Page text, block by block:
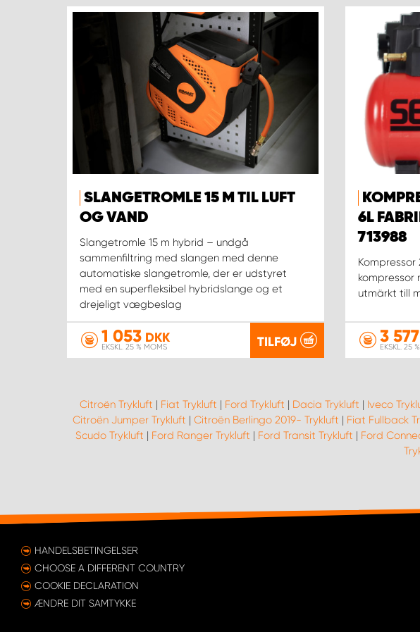
SLANGETROMLE 15 M TIL LUFT
OG VAND
Slangetromle 15 m hybrid – undgå
sammenfiltring med slangen med denne
automatiske slangetromle, der er udstyret
med en superfleksibel hybridslange og et
drejeligt vægbeslag
1 053 DKK
EKSKL. 25 % MOMS TILFØJ
6L
713988
kompressor
utmärkt till
3 577
EKSKL. 25
Citroën Trykluft | Fiat Trykluft | Ford Trykluft | Dacia Trykluft | Iveco
Citroën Jumper Trykluft | Citroën Berlingo 2019- Trykluft | Fiat Fullback
Scudo Trykluft | Ford Ranger Trykluft | Ford Transit Trykluft | Ford
HANDELSBETINGELSER
CHOOSE A DIFFERENT COUNTRY
COOKIE DECLARATION
ÆNDRE DIT SAMTYKKE